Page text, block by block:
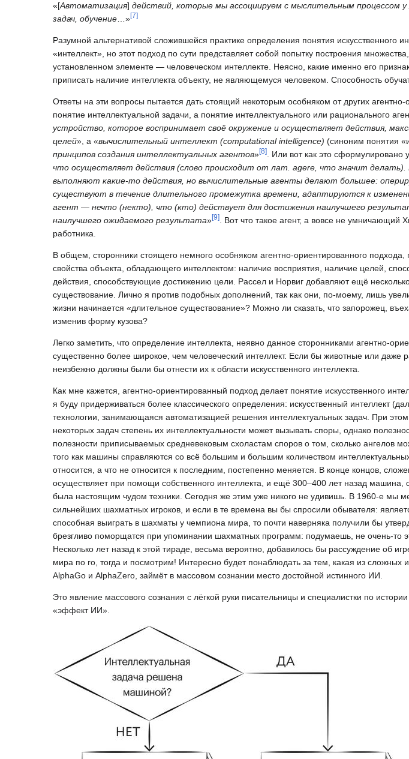
«[Автоматизация] действий, которые мы ассоциируем с мыслительным процессом
задач, обучение …»[7]
Разумной альтернативой сложившейся практике определения понятия искусственного
«интеллект», но этот подход по сути представляет собой попытку построения
установленном элементе — человеческом интеллекте. Неясно, какие именно его
приписать наличие интеллекта объекту, не являющемуся человеком. Способность
Ответы на эти вопросы пытается дать стоящий некоторым особняком от других
понятие интеллектуальной задачи, а понятие интеллектуального или рационального
устройство, которое воспринимает своё окружение и осуществляет действия,
целей», а «вычислительный интеллект (computational intelligence) (синоним понятия
принципов создания интеллектуальных агентов»[8] . Или вот как это сформулировано
что осуществляет действия (слово происходит от лат. agere, что значит
выполняют какие-то действия, но вычислительные агенты делают большее:
существуют в течение длительного промежутка времени, адаптируются к
агент — нечто (некто), что (кто) действует для достижения наилучшего
наилучшего ожидаемого результата»[9] . Вот что такое агент, а вовсе не умничающий
работника.
В общем, сторонники стоящего немного особняком агентно-ориентированного
свойства объекта, обладающего интеллектом: наличие восприятия, наличие целей,
действия, способствующие достижению цели. Рассел и Норвиг добавляют ещё
существование. Лично я против подобных дополнений, так как они, по-моему, лишь
жизни начинается «длительное существование»? Можно ли сказать, что запорожец,
изменив форму кузова?
Легко заметить, что определение интеллекта, неявно данное сторонниками агентно-
существенно более широкое, чем человеческий интеллект. Если бы животные или
неизбежно должны были бы отнести их к области искусственного интеллекта.
Как мне кажется, агентно-ориентированный подход делает понятие искусственного
я буду придерживаться более классического определения: искусственный интеллект
технологии, занимающаяся автоматизацией решения интеллектуальных задач. При
некоторых задач степень их интеллектуальности может вызывать споры, однако
полезности приписываемых средневековым схоластам споров о том, сколько ангелов
того как машины справляются со всё большим и большим количеством
относится, а что не относится к последним, постепенно меняется. В конце концов,
осуществляет при помощи собственного интеллекта, и ещё 300–400 лет назад машина,
была настоящим чудом техники. Сегодня же этим уже никого не удивишь. В 1960-е мы
сильнейших шахматных игроков, и если в те времена вы бы спросили обывателя:
способная выиграть в шахматы у чемпиона мира, то почти наверняка получили бы
брезгливо поморщатся при упоминании шахматных программ: подумаешь, не очень-то
Несколько лет назад к этой тираде, весьма вероятно, добавилось бы рассуждение об
мира по го, тогда и посмотрим! Интересно будет понаблюдать за тем, какая из сложных
AlphaGo и AlphaZero, займёт в массовом сознании место достойной истинного ИИ.
Это явление массового сознания с лёгкой руки писательницы и специалистки по
«эффект ИИ».